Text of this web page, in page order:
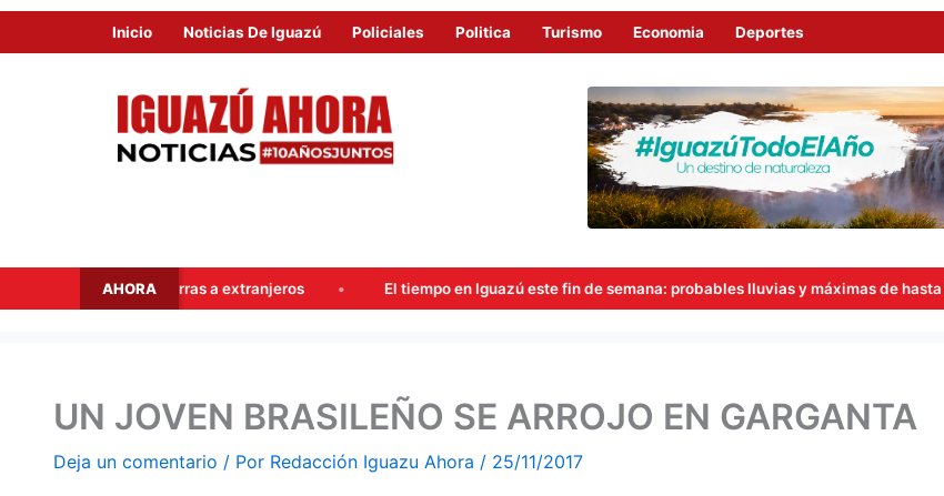
Inicio Noticias De Iguazú Policiales Politica Turismo Economia Deportes
AHORA
y tierras a extranjeros El tiempo en Iguazú este fin de semana: probables lluvias y máximas de hasta 26°C
UN JOVEN BRASILEÑO SE ARROJO EN GARGANTA
Deja un comentario / Por Redacción Iguazu Ahora / 25/11/2017